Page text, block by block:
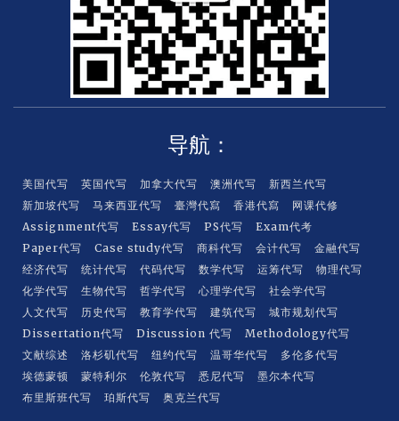
导航：
美国代写 英国代写 加拿大代写 澳洲代写
新西兰代写
新加坡代写
马来西亚代写 臺灣代寫 香港代寫
网课代修
Assignment代写
Essay代写 PS代写
Exam代考
Paper代写
Case study代写 商科代写 会计代写
金融代写
经济代写
统计代写 代码代写 数学代写 运筹代写
物理代写
化学代写
生物代写 哲学代写 心理学代写
社会学代写
人文代写
历史代写 教育学代写 建筑代写
城市规划代写
Dissertation代写
Discussion 代写
Methodology代写
文献综述
洛杉矶代写 纽约代写 温哥华代写
多伦多代写
埃德蒙顿
蒙特利尔 伦敦代写 悉尼代写
墨尔本代写
布里斯班代写
珀斯代写 奥克兰代写